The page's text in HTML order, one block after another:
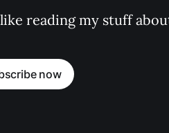
reading my stuff
now